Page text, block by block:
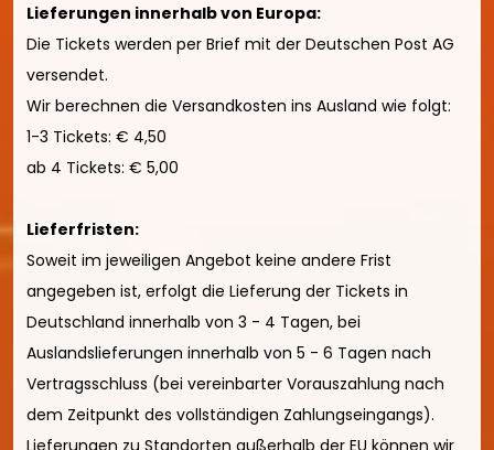
Lieferungen innerhalb von Europa:
Die Tickets werden per Brief mit der Deutschen Post AG
versendet.
Wir berechnen die Versandkosten ins Ausland wie folgt:
1-3 Tickets: € 4,50
ab 4 Tickets: € 5,00
Lieferfristen:
Soweit im jeweiligen Angebot keine andere Frist
angegeben ist, erfolgt die Lieferung der Tickets in
Deutschland innerhalb von 3 - 4 Tagen, bei
Auslandslieferungen innerhalb von 5 - 6 Tagen nach
Vertragsschluss (bei vereinbarter Vorauszahlung nach
dem Zeitpunkt des vollständigen Zahlungseingangs).
Lieferungen zu Standorten außerhalb der EU können wir